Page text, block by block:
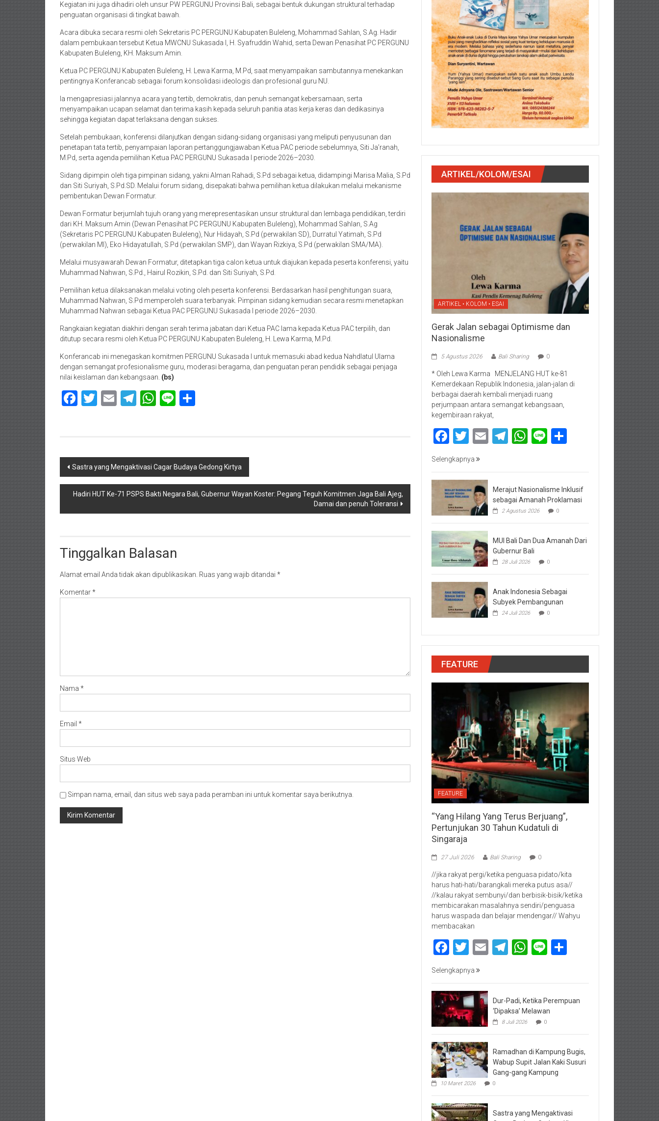
Kegiatan ini juga dihadiri oleh unsur PW PERGUNU Provinsi Bali, sebagai bentuk dukungan struktural terhadap
penguatan organisasi di tingkat bawah.
Acara dibuka secara resmi oleh Sekretaris PC PERGUNU Kabupaten Buleleng, Mohammad Sahlan, S.Ag. Hadir
dalam pembukaan tersebut Ketua MWCNU Sukasada I, H. Syafruddin Wahid, serta Dewan Penasihat PC PERGUNU
Kabupaten Buleleng, KH. Maksum Amin.
Ketua PC PERGUNU Kabupaten Buleleng, H. Lewa Karma, M.Pd, saat menyampaikan sambutannya menekankan
pentingnya Konferancab sebagai forum konsolidasi ideologis dan profesional guru NU.
Ia mengapresiasi jalannya acara yang tertib, demokratis, dan penuh semangat kebersamaan, serta
menyampaikan ucapan selamat dan terima kasih kepada seluruh panitia atas kerja keras dan dedikasinya
sehingga kegiatan dapat terlaksana dengan sukses.
Setelah pembukaan, konferensi dilanjutkan dengan sidang-sidang organisasi yang meliputi penyusunan dan
penetapan tata tertib, penyampaian laporan pertanggungjawaban Ketua PAC periode sebelumnya, Siti Ja’ranah,
M.Pd, serta agenda pemilihan Ketua PAC PERGUNU Sukasada I periode 2026–2030.
Sidang dipimpin oleh tiga pimpinan sidang, yakni Alman Rahadi, S.Pd sebagai ketua, didampingi Marisa Malia, S.Pd
dan Siti Suriyah, S.Pd.SD. Melalui forum sidang, disepakati bahwa pemilihan ketua dilakukan melalui mekanisme
pembentukan Dewan Formatur.
Dewan Formatur berjumlah tujuh orang yang merepresentasikan unsur struktural dan lembaga pendidikan, terdiri
dari KH. Maksum Amin (Dewan Penasihat PC PERGUNU Kabupaten Buleleng), Mohammad Sahlan, S.Ag
(Sekretaris PC PERGUNU Kabupaten Buleleng), Nur Hidayah, S.Pd (perwakilan SD), Durratul Yatimah, S.Pd
(perwakilan MI), Eko Hidayatullah, S.Pd (perwakilan SMP), dan Wayan Rizkiya, S.Pd (perwakilan SMA/MA).
Melalui musyawarah Dewan Formatur, ditetapkan tiga calon ketua untuk diajukan kepada peserta konferensi, yaitu
Muhammad Nahwan, S.Pd., Hairul Rozikin, S.Pd. dan Siti Suriyah, S.Pd.
Pemilihan ketua dilaksanakan melalui voting oleh peserta konferensi. Berdasarkan hasil penghitungan suara,
Muhammad Nahwan, S.Pd memperoleh suara terbanyak. Pimpinan sidang kemudian secara resmi menetapkan
Muhammad Nahwan sebagai Ketua PAC PERGUNU Sukasada I periode 2026–2030.
Rangkaian kegiatan diakhiri dengan serah terima jabatan dari Ketua PAC lama kepada Ketua PAC terpilih, dan
ditutup secara resmi oleh Ketua PC PERGUNU Kabupaten Buleleng, H. Lewa Karma, M.Pd.
Konferancab ini menegaskan komitmen PERGUNU Sukasada I untuk memasuki abad kedua Nahdlatul Ulama
dengan semangat profesionalisme guru, moderasi beragama, dan penguatan peran pendidik sebagai penjaga
nilai keislaman dan kebangsaan. (bs)
Facebook
Twitter
EmailTelegram
WhatsApp
Line
Navigasi
pos
Sastra yang Mengaktivasi Cagar Budaya Gedong Kirtya
Hadiri HUT Ke-71 PSPS Bakti Negara Bali, Gubernur Wayan Koster: Pegang Teguh Komitmen Jaga Bali Ajeg,
Damai dan penuh Toleransi
Tinggalkan Balasan
Alamat email Anda tidak akan dipublikasikan. Ruas yang wajib ditandai *
Komentar*
Nama *
Email *
Situs Web
Simpan nama, email, dan situs web saya pada peramban ini untuk komentar saya berikutnya.
ARTIKEL/KOLOM/ESAI
ARTIKEL • KOLOM • ESAI
Gerak Jalan sebagai Optimisme dan
Nasionalisme
5 Agustus 2026 Bali Sharing 0
* Oleh Lewa Karma MENJELANG HUT ke-81
Kemerdekaan Republik Indonesia, jalan-jalan di
berbagai daerah kembali menjadi ruang
perjumpaan antara semangat kebangsaan,
kegembiraan rakyat,
Facebook
Twitter
EmailTelegram
WhatsApp
Line
Selengkapnya
Merajut Nasionalisme Inklusif
sebagai Amanah Proklamasi
2 Agustus 2026 0
MUI Bali Dan Dua Amanah Dari
Gubernur Bali
28 Juli 2026 0
Anak Indonesia Sebagai
Subyek Pembangunan
24 Juli 2026 0
FEATURE
FEATURE
“Yang Hilang Yang Terus Berjuang”,
Pertunjukan 30 Tahun Kudatuli di
Singaraja
27 Juli 2026 Bali Sharing 0
//jika rakyat pergi/ketika penguasa pidato/kita
harus hati-hati/barangkali mereka putus asa//
//kalau rakyat sembunyi/dan berbisik-bisik/ketika
membicarakan masalahnya sendiri/penguasa
harus waspada dan belajar mendengar// Wahyu
membacakan
Facebook
Twitter
EmailTelegram
WhatsApp
Line
Selengkapnya
Dur-Padi, Ketika Perempuan
‘Dipaksa’ Melawan
8 Juli 2026 0
Ramadhan di Kampung Bugis,
Wabup Supit Jalan Kaki Susuri
Gang-gang Kampung
10 Maret 2026 0
Sastra yang Mengaktivasi